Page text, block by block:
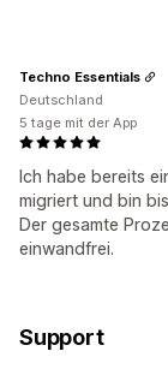
Ich habe bereits
migriert und bin
Der gesamte
einwandfrei.
Techno Essentials
Deutschland
5 tage mit der App
Support